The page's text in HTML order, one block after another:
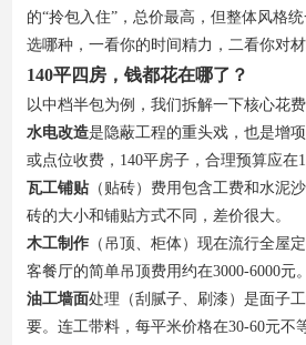
的“拎包入住”，总价最高，但整体风格统
选哪种，一看你的时间精力，二看你对材
140平四房，钱都花在哪了？
以中档半包为例，我们拆解一下核心花费
水电改造是隐蔽工程的重头戏，也是增
或点位收费，140平房子，合理预算应在
瓦工铺贴（贴砖）费用包含工费和水泥
砖的大小和铺贴方式不同，差价很大。
木工制作（吊顶、柜体）现在流行全屋
客餐厅的简单吊顶费用约在3000-6000元。
油工墙面处理（刮腻子、刷漆）是面子
要。连工带料，每平米价格在30-60元不